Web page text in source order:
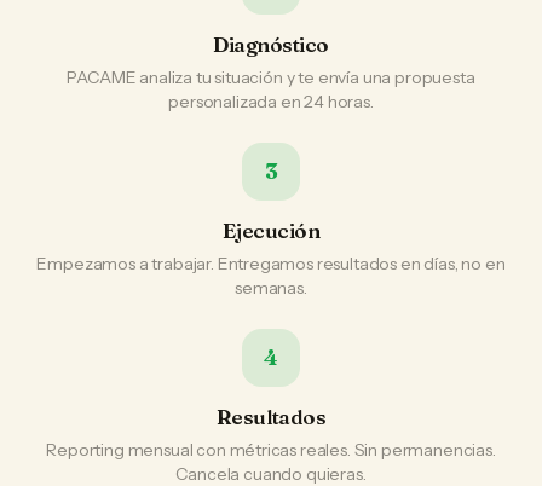
Diagnóstico
PACAME analiza tu situación y te envía una propuesta
personalizada en 24 horas.
3
Ejecución
Empezamos a trabajar. Entregamos resultados en días, no en
semanas.
4
Resultados
Reporting mensual con métricas reales. Sin permanencias.
Cancela cuando quieras.